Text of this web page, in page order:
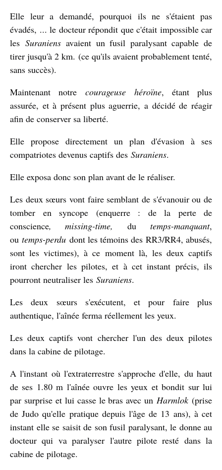
Elle leur a demandé, pourquoi ils ne s'étaient pas
évadés, ... le docteur répondit que c'était impossible car
les Suraniensavaient un fusil paralysant capable de
tirer jusqu'à 2 km. (ce qu'ils avaient probablement tenté,
sans succès).
Maintenant notrecourageuse héroïne, étant plus
assurée, et à présent plus aguerrie, a décidé de réagir
afin de conserver sa liberté.
Elle propose directement un plan d'évasion à ses
compatriotes devenus captifs des Suraniens.
Elle exposa donc son plan avant de le réaliser.
Les deux sœurs vont faire semblant de s'évanouir ou de
tomber en syncope (enquerre : de la perte de
conscience, missing-time, du temps-manquant,
outemps-perdu dont les témoins des RR3/RR4, abusés,
sont les victimes), à ce moment là, les deux captifs
iront chercher les pilotes, et à cet instant précis, ils
pourront neutraliser les Suraniens.
Les deux sœurs s'exécutent, et pour faire plus
authentique, l'aînée ferma réellement les yeux.
Les deux captifs vont chercher l'un des deux pilotes
dans la cabine de pilotage.
A l'instant où l'extraterrestre s'approche d'elle, du haut
de ses 1.80 m l'aînée ouvre les yeux et bondit sur lui
par surprise et lui casse le bras avec un Harmlok(prise
de Judo qu'elle pratique depuis l'âge de 13 ans), à cet
instant elle se saisit de son fusil paralysant, le donne au
docteur qui va paralyser l'autre pilote resté dans la
cabine de pilotage.